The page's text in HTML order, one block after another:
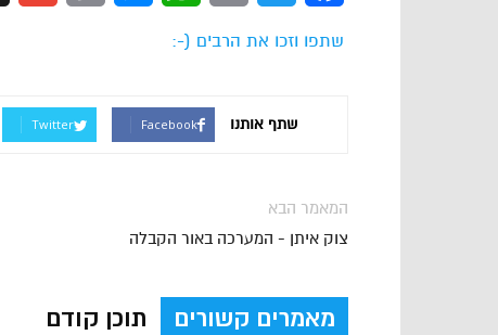
שתפו וזכו את הרבים (-:
שתף אותנו Facebook
Twitter
המאמר הבא
צוק איתן - המערכה באור הקבלה
מאמרים קשורים תוכן קודם